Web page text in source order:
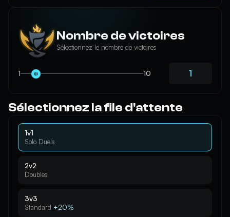
Nombre de victoires
Sélectionnez le nombre de victoires
1 10
Sélectionnez la file d'attente
1v1
Solo Duels
2v2
Doubles
3v3
Standard +20%